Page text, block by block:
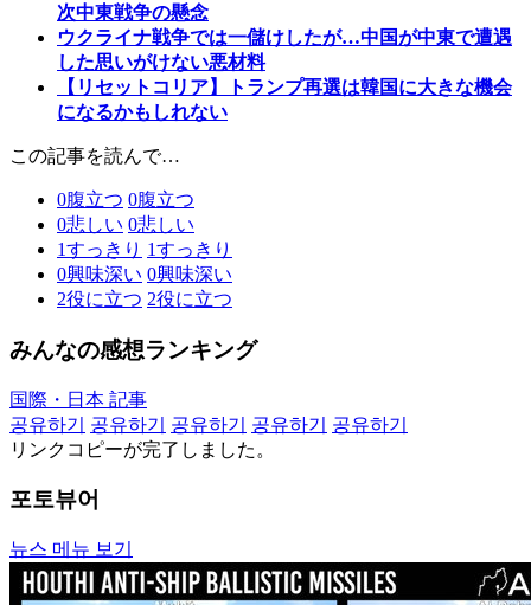
次中東戦争の懸念
ウクライナ戦争では一儲けしたが…中国が中東で遭遇
した思いがけない悪材料
【リセットコリア】トランプ再選は韓国に大きな機会
になるかもしれない
この記事を読んで…
0腹立つ 0腹立つ
0悲しい 0悲しい
1すっきり 1すっきり
0興味深い 0興味深い
2役に立つ 2役に立つ
みんなの感想ランキング
国際・日本 記事
공유하기
공유하기 공유하기 공유하기
공유하기
リンクコピーが完了しました。
포토뷰어
뉴스 메뉴 보기